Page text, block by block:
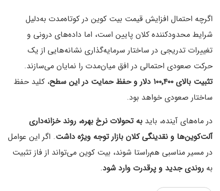
اگرچه احتمال افزایش قیمت بیت کوین در کوتاه‌مدت به‌دلیل
شرایط محدودکننده کلان پایین است، اما داده‌های درونی و
تغییرات تدریجی در ساختار سرمایه‌گذاری نشانه‌هایی از یک
حرکت صعودی احتمالی در افق میان‌مدت را نمایان می‌سازند.
تثبیت بالای ۱۰۰٬۴۰۰ دلار و حفظ حمایت در این سطح
، کلید حفظ
ساختار صعودی خواهد بود.
در ماه‌های آینده، باید به تحولات نرخ بهره، روند خزانه‌داری
آلت‌کوین‌ها و نقدینگی کلان بازار توجه ویژه داشت. اگر این عوامل
در مسیر مناسبی هم‌راستا شوند، بیت کوین می‌تواند از فاز تثبیت
به روندی جدید و پرقدرت وارد شود.